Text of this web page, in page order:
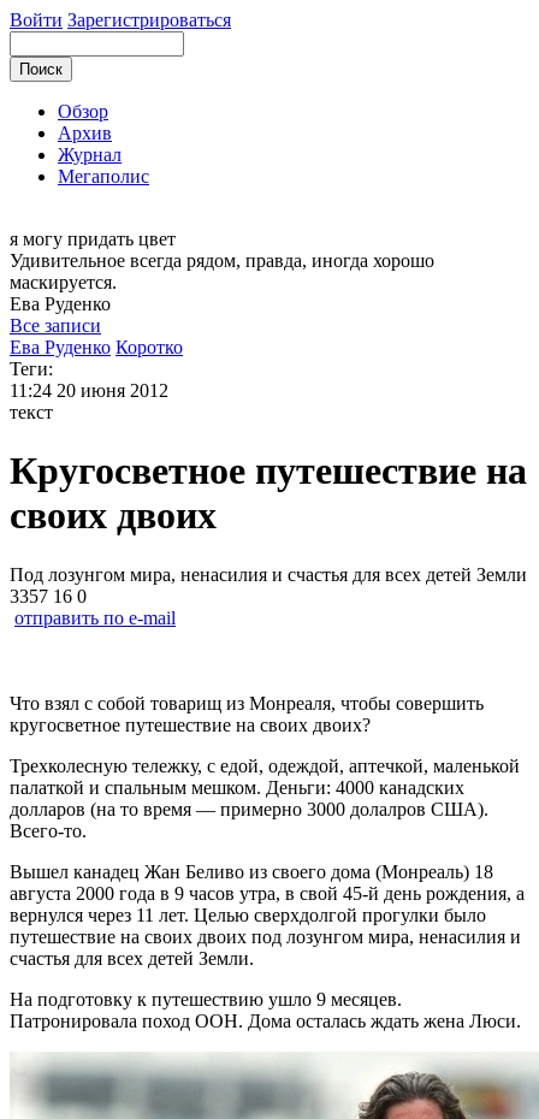
Войти Зарегистрироваться
Обзор
Архив
Журнал
Мегаполис
я могу придать цвет
Удивительное всегда рядом, правда, иногда хорошо
маскируется.
Ева Руденко
Все записи
Ева Руденко Коротко
Теги:
11:24 20 июня 2012
текст
Кругосветное путешествие на
своих двоих
Под лозунгом мира, ненасилия и счастья для всех детей Земли
3357 16 0
отправить по e-mail
Что взял с собой товарищ из Монреаля, чтобы совершить
кругосветное путешествие на своих двоих?
Трехколесную тележку, с едой, одеждой, аптечкой, маленькой
палаткой и спальным мешком. Деньги: 4000 канадских
долларов (на то время — примерно 3000 долалров США).
Всего-то.
Вышел канадец Жан Беливо из своего дома (Монреаль) 18
августа 2000 года в 9 часов утра, в свой 45-й день рождения, а
вернулся через 11 лет. Целью сверхдолгой прогулки было
путешествие на своих двоих под лозунгом мира, ненасилия и
счастья для всех детей Земли.
На подготовку к путешествию ушло 9 месяцев.
Патронировала поход ООН. Дома осталась ждать жена Люси.